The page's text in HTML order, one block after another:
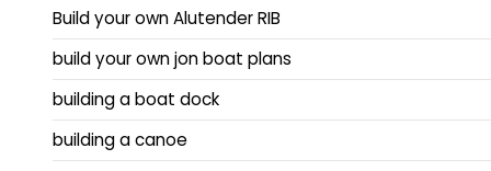
Build your own Alutender RIB
build your own jon boat plans
building a boat dock
building a canoe